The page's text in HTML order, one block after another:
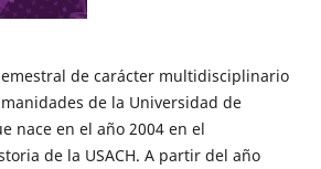
de carácter multidisciplinario
de la Universidad de
nace en el año 2004 en el
de la USACH. A partir del año